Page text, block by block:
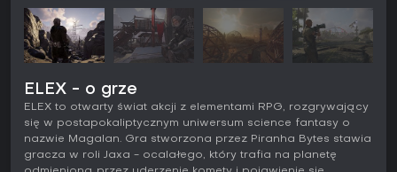
ELEX - o grze
ELEX to otwarty świat akcji z elementami RPG, rozgrywający
się w postapokaliptycznym uniwersum science fantasy o
nazwie Magalan. Gra stworzona przez Piranha Bytes stawia
gracza w roli Jaxa - ocalałego, który trafia na planetę